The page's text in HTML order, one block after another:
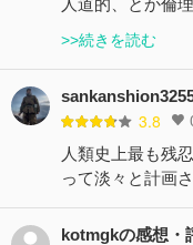
人道的、とか倫
>>続きを読む
3.8
人類史上最も残
って淡々と計画
kotmgkの感想・